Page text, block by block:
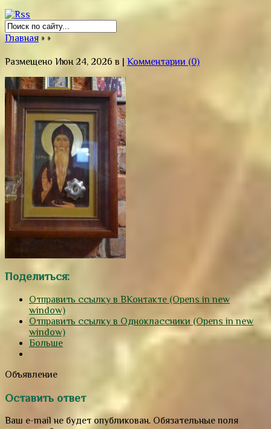
Главная » »
Размещено Июн 24, 2026 в | Комментарии (0)
Поделиться:
Отправить ссылку в ВКонтакте (Opens in new
window)
Отправить ссылку в Одноклассники (Opens in new
window)
Больше
Объявление
Оставить ответ
Ваш e-mail не будет опубликован. Обязательные поля